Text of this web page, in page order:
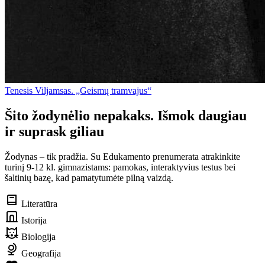
Tenesis Viljamsas. „Geismų tramvajus“
Šito žodynėlio nepakaks. Išmok daugiau
ir suprask giliau
Žodynas – tik pradžia. Su Edukamento prenumerata atrakinkite
turinį 9-12 kl. gimnazistams: pamokas, interaktyvius testus bei
šaltinių bazę, kad pamatytumėte pilną vaizdą.
Literatūra
Istorija
Biologija
Geografija